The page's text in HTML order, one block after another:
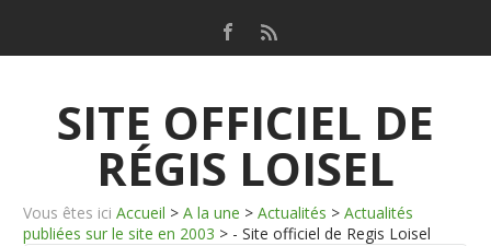
SITE OFFICIEL DE
RÉGIS LOISEL
Vous êtes ici Accueil > A la une > Actualités > Actualités
publiées sur le site en 2003 > - Site officiel de Regis Loisel